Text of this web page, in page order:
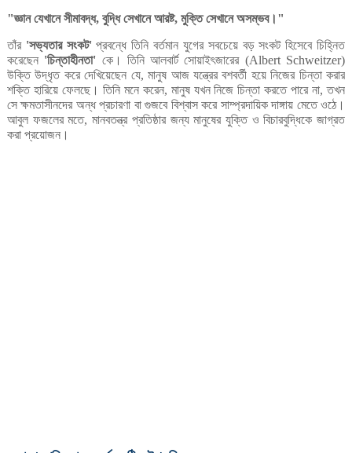
"জ্ঞান যেখানে সীমাবদ্ধ, বুদ্ধি সেখানে আরষ্ট, মুক্তি সেখানে অসম্ভব। "
তাঁর 'সভ্যতার সংকট' প্রবন্ধে তিনি বর্তমান যুগের সবচেয়ে বড় সংকট হিসেবে চিহ্নিত
করেছেন 'চিন্তাহীনতা' কে। তিনি আলবার্ট সোয়াইৎজারের(Albert Schweitzer)
উক্তি উদ্ধৃত করে দেখিয়েছেন যে,মানুষ আজ যন্ত্রের বশবর্তী হয়ে নিজের চিন্তা করার
শক্তি হারিয়ে ফেলছে। তিনি মনে করেন, মানুষ যখন নিজে চিন্তা করতে পারে না,তখন
সে ক্ষমতাসীনদের অন্ধ প্রচারণা বা গুজবে বিশ্বাস করে সাম্প্রদায়িক দাঙ্গায় মেতে ওঠে।
আবুল ফজলের মতে,মানবতন্ত্র প্রতিষ্ঠার জন্য মানুষের যুক্তি ও বিচারবুদ্ধিকে জাগ্রত
করা প্রয়োজন।